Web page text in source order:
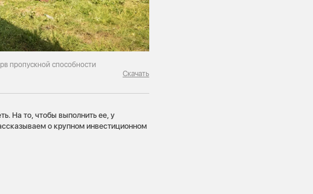
пропускной способности
Скачать
На то, чтобы выполнить ее, у
о крупном инвестиционном